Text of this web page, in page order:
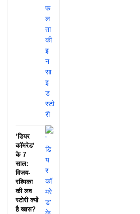
‘डियर
कॉमरेड’
के 7
साल:
विजय-
रश्मिका
की लव
स्टोरी क्यों
है खास?